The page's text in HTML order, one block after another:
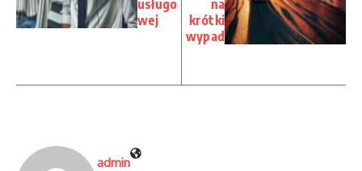
usługo
wej
na
krótki
wypad
admin